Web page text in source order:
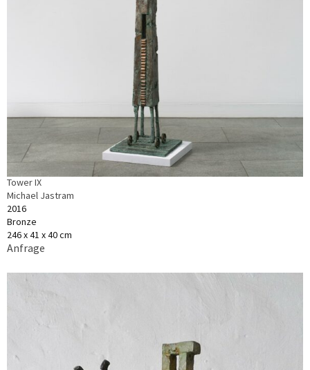
Tower IX
Michael Jastram
2016
Bronze
246 x 41 x 40 cm
Anfrage